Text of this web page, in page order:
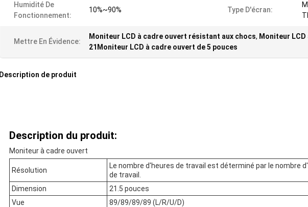
Humidité De
Fonctionnement:
10%~90% Type D'écran:
Mettre En Évidence:
Moniteur LCD à cadre ouvert résistant aux chocs, Moniteur
21Moniteur LCD à cadre ouvert de 5 pouces
Description de produit
Description du produit:
Moniteur à cadre ouvert
Résolution
Le nombre d'heures de travail est déterminé par le nombre
de travail.
Dimension
21.5 pouces
Vue
89/89/89/89 (L/R/U/D)